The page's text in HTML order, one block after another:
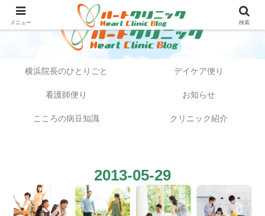
横浜院長のひとりごと デイケア便り
看護師便り お知らせ
こころの病豆知識 クリニック紹介
2013-05-29
メニュー 検索